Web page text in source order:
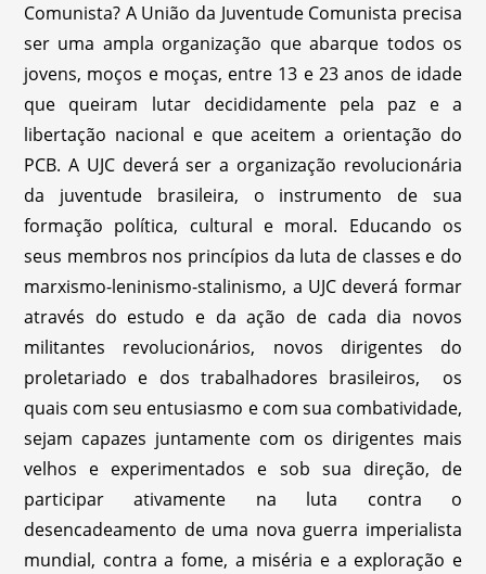
Comunista? A União da Juventude Comunista precisa
ser uma ampla organização que abarque todos os
jovens, moços e moças, entre 13 e 23 anos de idade
que queiram lutar decididamente pela paz e a
libertação nacional e que aceitem a orientação do
PCB. A UJC deverá ser a organização revolucionária
da juventude brasileira, o instrumento de sua
formação política, cultural e moral. Educando os
seus membros nos princípios da luta de classes e do
marxismo-leninismo-stalinismo, a UJC deverá formar
através do estudo e da ação de cada dia novos
militantes revolucionários, novos dirigentes do
proletariado e dos trabalhadores brasileiros, os
quais com seu entusiasmo e com sua combatividade,
sejam capazes juntamente com os dirigentes mais
velhos e experimentados e sob sua direção, de
participar ativamente na luta contra o
desencadeamento de uma nova guerra imperialista
mundial, contra a fome, a miséria e a exploração e